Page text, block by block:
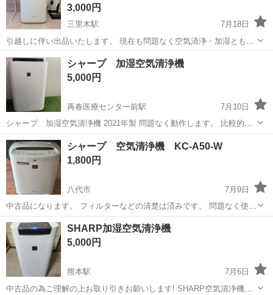
3,000円
三里木駅
7月18日
引越しに伴い出品いたします。 現在も問題なく空気清浄・加湿ともに
使用できています。 中のフィルターは1年前に交換しています。 表面
にすり傷がございます。写真からご確認ください。 アルコール除菌を
してお渡しいたします。 ...
熊本 菊池郡 三里木駅 季節、空調家電
プラズマクラスター
シャープ 加湿空気清浄機
5,000円
再春医療センター前駅
7月10日
シャープ 加湿空気清浄機 2021年製 問題なく動作します。 比較的キ
レイな状態かと思います。 フィルター清掃済みです。
熊本 合志市 再春医療センター前駅
シャープ 空気清浄機 KC-A50-W
1,800円
八代市
7月9日
中古品になります。 フィルターなどの清楚は済みです。 問題なく使え
ると思います。 気になる方は現物確認してから購入有なので気軽に連
絡下さい。
熊本 八代市 季節、空調家電 シャープ
SHARP加湿空気清浄機
5,000円
熊本駅
7月6日
中古品の為ご理解の上お取り引きお願いします! SHARP空気清浄機